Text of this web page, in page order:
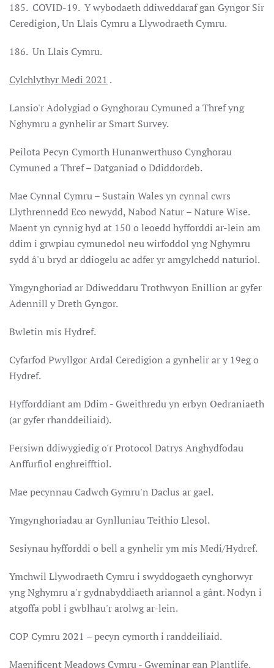
185. COVID-19. Y wybodaeth ddiweddaraf gan Gyngor Sir
Ceredigion, Un Llais Cymru a Llywodraeth Cymru.
186. Un Llais Cymru.
Cylchlythyr Medi 2021 .
Lansio'r Adolygiad o Gynghorau Cymuned a Thref yng
Nghymru a gynhelir ar Smart Survey.
Peilota Pecyn Cymorth Hunanwerthuso Cynghorau
Cymuned a Thref – Datganiad o Ddiddordeb.
Mae Cynnal Cymru – Sustain Wales yn cynnal cwrs
Llythrennedd Eco newydd, Nabod Natur – Nature Wise.
Maent yn cynnig hyd at 150 o leoedd hyfforddi ar-lein am
ddim i grwpiau cymunedol neu wirfoddol yng Nghymru
sydd â'u bryd ar ddiogelu ac adfer yr amgylchedd naturiol.
Ymgynghoriad ar Ddiweddaru Trothwyon Enillion ar gyfer
Adennill y Dreth Gyngor.
Bwletin mis Hydref.
Cyfarfod Pwyllgor Ardal Ceredigion a gynhelir ar y 19eg o
Hydref.
Hyfforddiant am Ddim - Gweithredu yn erbyn Oedraniaeth
(ar gyfer rhanddeiliaid).
Fersiwn ddiwygiedig o'r Protocol Datrys Anghydfodau
Anffurfiol enghreifftiol.
Mae pecynnau Cadwch Gymru'n Daclus ar gael.
Ymgynghoriadau ar Gynlluniau Teithio Llesol.
Sesiynau hyfforddi o bell a gynhelir ym mis Medi/Hydref.
Ymchwil Llywodraeth Cymru i swyddogaeth cynghorwyr
yng Nghymru a'r gydnabyddiaeth ariannol a gânt. Nodyn i
atgoffa pobl i gwblhau'r arolwg ar-lein.
COP Cymru 2021 – pecyn cymorth i randdeiliaid.
Magnificent Meadows Cymru - Gweminar gan Plantlife.